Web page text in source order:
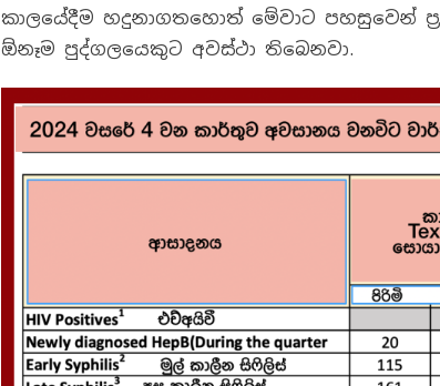
කාලයේදීම හදුනාගතහොත් මේවාට පහසුවෙන්
ඕනෑම පුද්ගලයෙකුට අවස්ථා තිබෙනවා.